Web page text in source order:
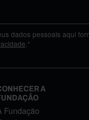
dados pessoais aqui
.*
A
Fundação